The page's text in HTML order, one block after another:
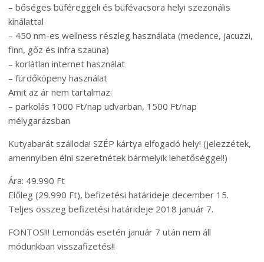
– bőséges büféreggeli és büfévacsora helyi szezonális
kínálattal
– 450 nm-es wellness részleg használata (medence, jacuzzi,
finn, gőz és infra szauna)
– korlátlan internet használat
– fürdőköpeny használat
Amit az ár nem tartalmaz:
– parkolás 1000 Ft/nap udvarban, 1500 Ft/nap
mélygarázsban
Kutyabarát szálloda! SZÉP kártya elfogadó hely! (jelezzétek,
amennyiben élni szeretnétek bármelyik lehetőséggel!)
Ára: 49.990 Ft
Előleg (29.990 Ft), befizetési határideje december 15.
Teljes összeg befizetési határideje 2018 január 7.
FONTOS!!! Lemondás esetén január 7 után nem áll
módunkban visszafizetés!!